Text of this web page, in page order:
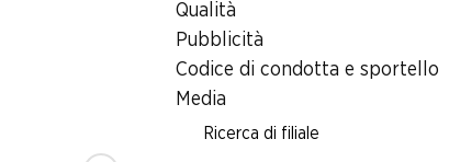
Qualità
Pubblicità
Codice di condotta e sportello
Media
Ricerca di filiale
Abbonatevi al settimanale Denner